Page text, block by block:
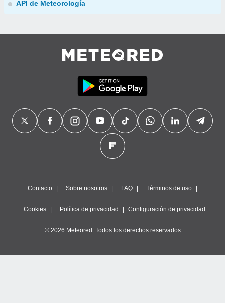
API de Meteorología
Contacto Sobre nosotros FAQ Términos de uso
Cookies Política de privacidad Configuración de privacidad
© 2026 Meteored. Todos los derechos reservados